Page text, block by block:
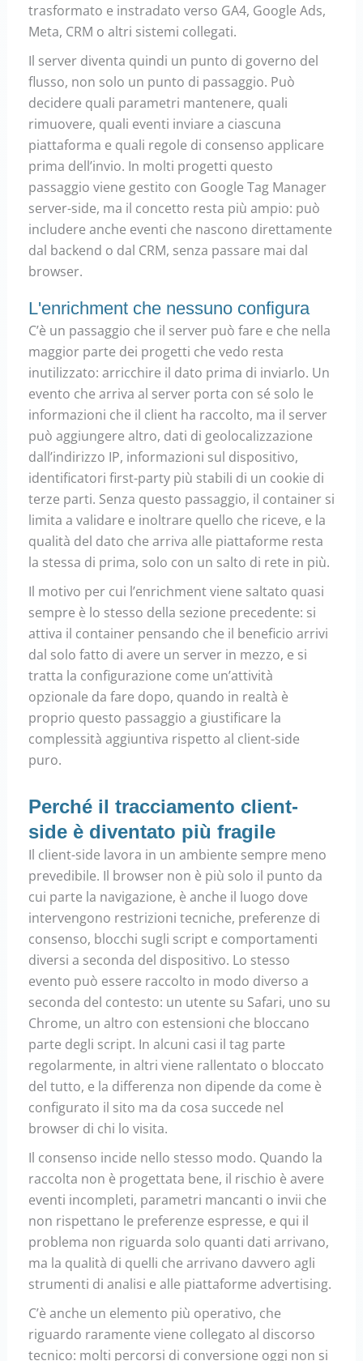
trasformato e instradato verso GA4, Google Ads,
Meta, CRM o altri sistemi collegati.
Il server diventa quindi un punto di governo del
flusso, non solo un punto di passaggio. Può
decidere quali parametri mantenere, quali
rimuovere, quali eventi inviare a ciascuna
piattaforma e quali regole di consenso applicare
prima dell’invio. In molti progetti questo
passaggio viene gestito con Google Tag Manager
server-side, ma il concetto resta più ampio: può
includere anche eventi che nascono direttamente
dal backend o dal CRM, senza passare mai dal
browser.
L'enrichment che nessuno configura
C’è un passaggio che il server può fare e che nella
maggior parte dei progetti che vedo resta
inutilizzato: arricchire il dato prima di inviarlo. Un
evento che arriva al server porta con sé solo le
informazioni che il client ha raccolto, ma il server
può aggiungere altro, dati di geolocalizzazione
dall’indirizzo IP, informazioni sul dispositivo,
identificatori first-party più stabili di un cookie di
terze parti. Senza questo passaggio, il container si
limita a validare e inoltrare quello che riceve, e la
qualità del dato che arriva alle piattaforme resta
la stessa di prima, solo con un salto di rete in più.
Il motivo per cui l’enrichment viene saltato quasi
sempre è lo stesso della sezione precedente: si
attiva il container pensando che il beneficio arrivi
dal solo fatto di avere un server in mezzo, e si
tratta la configurazione come un’attività
opzionale da fare dopo, quando in realtà è
proprio questo passaggio a giustificare la
complessità aggiuntiva rispetto al client-side
puro.
Perché il tracciamento client-
side è diventato più fragile
Il client-side lavora in un ambiente sempre meno
prevedibile. Il browser non è più solo il punto da
cui parte la navigazione, è anche il luogo dove
intervengono restrizioni tecniche, preferenze di
consenso, blocchi sugli script e comportamenti
diversi a seconda del dispositivo. Lo stesso
evento può essere raccolto in modo diverso a
seconda del contesto: un utente su Safari, uno su
Chrome, un altro con estensioni che bloccano
parte degli script. In alcuni casi il tag parte
regolarmente, in altri viene rallentato o bloccato
del tutto, e la differenza non dipende da come è
configurato il sito ma da cosa succede nel
browser di chi lo visita.
Il consenso incide nello stesso modo. Quando la
raccolta non è progettata bene, il rischio è avere
eventi incompleti, parametri mancanti o invii che
non rispettano le preferenze espresse, e qui il
problema non riguarda solo quanti dati arrivano,
ma la qualità di quelli che arrivano davvero agli
strumenti di analisi e alle piattaforme advertising.
C’è anche un elemento più operativo, che
riguardo raramente viene collegato al discorso
tecnico: molti percorsi di conversione oggi non si